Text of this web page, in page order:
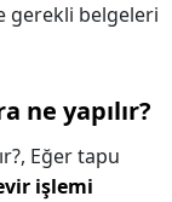
gerekli belgeleri
ne yapılır?
Eğer tapu
işlemi